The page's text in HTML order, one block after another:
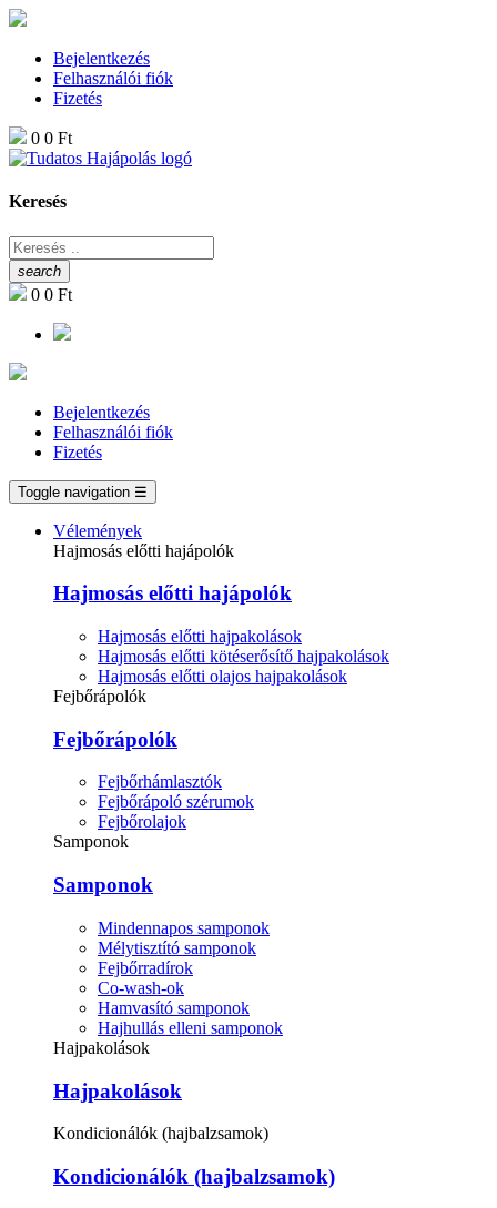
Bejelentkezés
Felhasználói fiók
Fizetés
0 0 Ft
Keresés
search
0 0 Ft
Bejelentkezés
Felhasználói fiók
Fizetés
Toggle navigation ☰
Vélemények
Hajmosás előtti hajápolók
Hajmosás előtti hajápolók
Hajmosás előtti hajpakolások
Hajmosás előtti kötéserősítő hajpakolások
Hajmosás előtti olajos hajpakolások
Fejbőrápolók
Fejbőrápolók
Fejbőrhámlasztók
Fejbőrápoló szérumok
Fejbőrolajok
Samponok
Samponok
Mindennapos samponok
Mélytisztító samponok
Fejbőrradírok
Co-wash-ok
Hamvasító samponok
Hajhullás elleni samponok
Hajpakolások
Hajpakolások
Kondicionálók (hajbalzsamok)
Kondicionálók (hajbalzsamok)